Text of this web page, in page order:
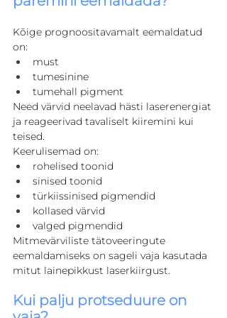
Kõige prognoositavamalt eemaldatud
on:
must
tumesinine
tumehall pigment
Need värvid neelavad hästi laserenergiat
ja reageerivad tavaliselt kiiremini kui
teised.
Keerulisemad on:
rohelised toonid
sinised toonid
türkiissinised pigmendid
kollased värvid
valged pigmendid
Mitmevärviliste tätoveeringute
eemaldamiseks on sageli vaja kasutada
mitut lainepikkust laserkiirgust.
Kui palju protseduure on